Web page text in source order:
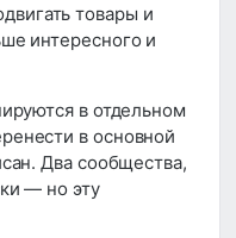
товары и
интересного и
в отдельном
в основной
Два сообщества,
— но эту